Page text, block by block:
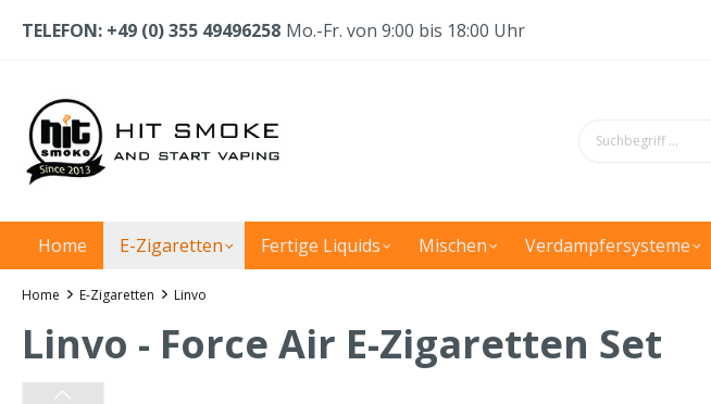
TELEFON: +49 (0) 355 49496258 Mo.-Fr. von 9:00 bis 18:00 Uhr
Home E-Zigaretten Fertige Liquids Mischen Verdampfersysteme
Home E-Zigaretten Linvo
Linvo - Force Air E-Zigaretten Set